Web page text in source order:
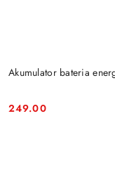
Akumulator bateria
Cena:
249.00